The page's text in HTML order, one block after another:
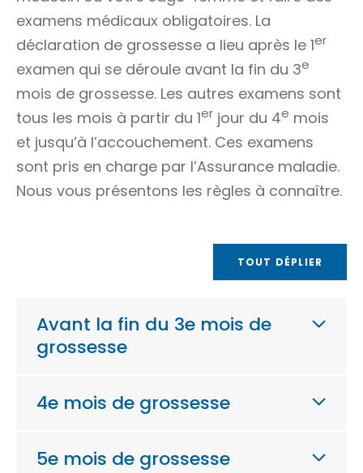
examens médicaux obligatoires. La
déclaration de grossesse a lieu après le 1er
examen qui se déroule avant la fin du 3e
mois de grossesse. Les autres examens sont
tous les mois à partir du 1er jour du 4e mois
et jusqu’à l’accouchement. Ces examens
sont pris en charge par l’Assurance maladie.
Nous vous présentons les règles à connaître.
TOUT DÉPLIER
Avant la fin du 3e mois de
grossesse
4e mois de grossesse
5e mois de grossesse